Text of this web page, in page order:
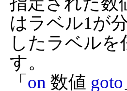
はラベル1が
したラベル
す。
「 on 数値 goto